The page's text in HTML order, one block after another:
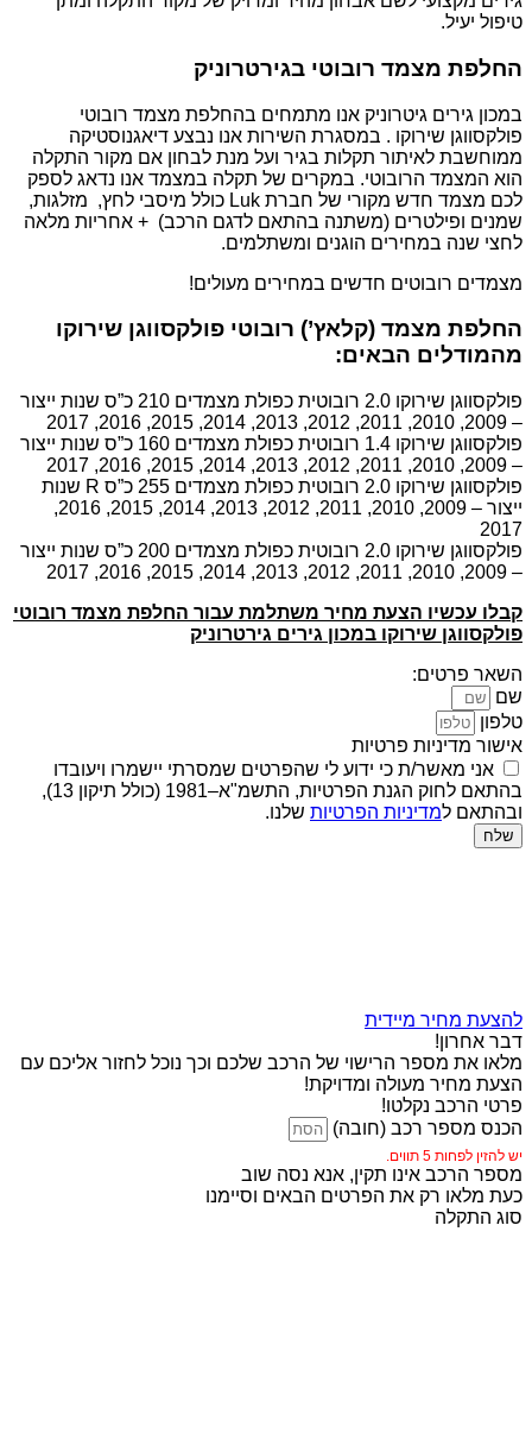
טיפול יעיל.
החלפת מצמד רובוטי בגירטרוניק
במכון גירים גיטרוניק אנו מתמחים בהחלפת מצמד רובוטי
פולקסווגן שירוקו . במסגרת השירות אנו נבצע דיאגנוסטיקה
ממוחשבת לאיתור תקלות בגיר ועל מנת לבחון אם מקור התקלה
הוא המצמד הרובוטי. במקרים של תקלה במצמד אנו נדאג לספק
לכם מצמד חדש מקורי של חברת Luk כולל מיסבי לחץ, מזלגות,
שמנים ופילטרים (משתנה בהתאם לדגם הרכב) + אחריות מלאה
לחצי שנה במחירים הוגנים ומשתלמים.
מצמדים רובוטים חדשים במחירים מעולים!
החלפת מצמד (קלאץ’) רובוטי פולקסווגן שירוקו
מהמודלים הבאים:
פולקסווגן שירוקו 2.0 רובוטית כפולת מצמדים 210 כ”ס שנות ייצור
– 2009, 2010, 2011, 2012, 2013, 2014, 2015, 2016, 2017
פולקסווגן שירוקו 1.4 רובוטית כפולת מצמדים 160 כ”ס שנות ייצור
– 2009, 2010, 2011, 2012, 2013, 2014, 2015, 2016, 2017
פולקסווגן שירוקו 2.0 רובוטית כפולת מצמדים 255 כ”ס R שנות
ייצור – 2009, 2010, 2011, 2012, 2013, 2014, 2015, 2016,
2017
פולקסווגן שירוקו 2.0 רובוטית כפולת מצמדים 200 כ”ס שנות ייצור
– 2009, 2010, 2011, 2012, 2013, 2014, 2015, 2016, 2017
קבלו עכשיו הצעת מחיר משתלמת עבור החלפת מצמד רובוטי
פולקסווגן שירוקו במכון גירים גירטרוניק
השאר פרטים:
שם
טלפון
אישור מדיניות פרטיות
אני מאשר/ת כי ידוע לי שהפרטים שמסרתי יישמרו ויעובדו
בהתאם לחוק הגנת הפרטיות, התשמ"א–1981 (כולל תיקון 13),
ובהתאם למדיניות הפרטיות שלנו.
שלח
להצעת מחיר מיידית
דבר אחרון!
מלאו את מספר הרישוי של הרכב שלכם וכך נוכל לחזור אליכם עם
הצעת מחיר מעולה ומדויקת!
פרטי הרכב נקלטו!
הכנס מספר רכב (חובה)
יש להזין לפחות 5 תווים.
מספר הרכב אינו תקין, אנא נסה שוב
כעת מלאו רק את הפרטים הבאים וסיימנו
סוג התקלה